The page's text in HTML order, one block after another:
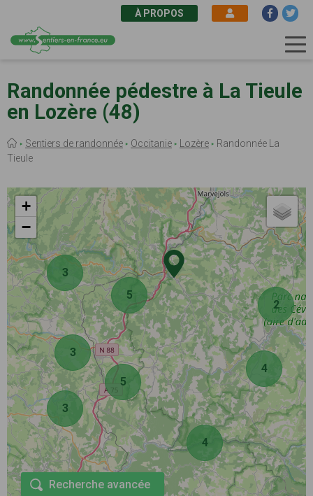
au
contenu
principal
À PROPOS
Randonnée pédestre à La Tieule
en Lozère (48)
Fil
d'Ariane
Sentiers de randonnée Occitanie Lozère
Randonnée La
Tieule
4
3
3
3
2
4
5
5
+
−
Recherche avancée